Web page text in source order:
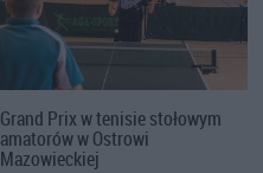
Grand Prix w tenisie stołowym
amatorów w Ostrowi
Mazowieckiej